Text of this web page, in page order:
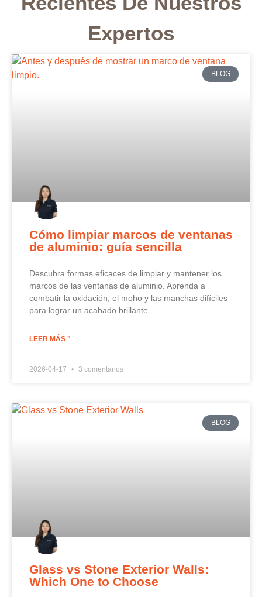
Expertos
BLOG
Cómo limpiar marcos de ventanas
de aluminio: guía sencilla
Descubra formas eficaces de limpiar y mantener los
marcos de las ventanas de aluminio. Aprenda a
combatir la oxidación, el moho y las manchas difíciles
para lograr un acabado brillante.
LEER MÁS "
2026-04-17 3 comentarios
BLOG
Glass vs Stone Exterior Walls:
Which One to Choose